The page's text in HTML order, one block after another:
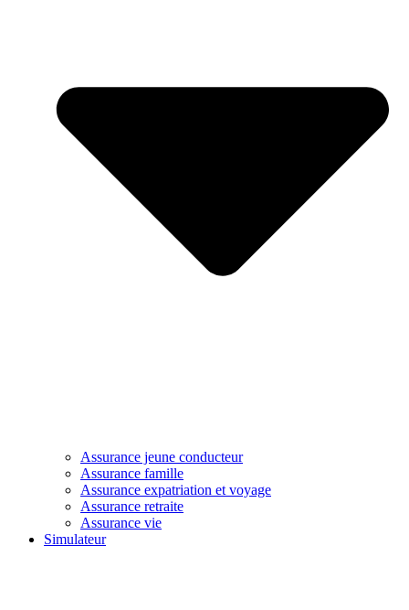
Assurance jeune conducteur
Assurance famille
Assurance expatriation et voyage
Assurance retraite
Assurance vie
Simulateur